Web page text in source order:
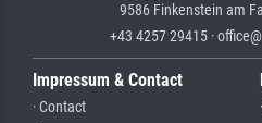
9586 Finkenstein am
+43 4257 29415 ·
Impressum & Contact
· Contact